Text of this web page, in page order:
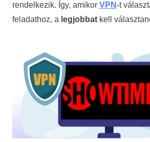
rendelkezik. Így, amikor VPN-t
feladathoz, a legjobbatkell